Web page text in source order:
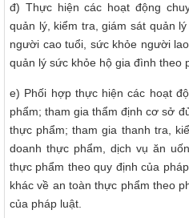
đ) Thực hiện các hoạt động
quản lý, kiểm tra, giám sát quản
người cao tuổi, sức khỏe người
quản lý sức khỏe hộ gia đình theo
e) Phối hợp thực hiện các hoạt
phẩm; tham gia thẩm định cơ sở
thực phẩm; tham gia thanh tra,
doanh thực phẩm, dịch vụ ăn
thực phẩm theo quy định của
khác về an toàn thực phẩm theo
của pháp luật.